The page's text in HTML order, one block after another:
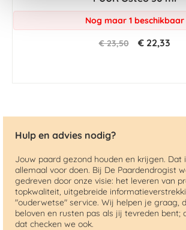
Nog maar 1 beschikbaar
€ 23,50 € 22,33
Hulp en advies nodig?
Jouw paard gezond houden en krijgen. Dat
allemaal voor doen. Bij De Paardendrogist
gedreven door onze visie: het leveren van
topkwaliteit, uitgebreide
"ouderwetse" service. Wij helpen je graag,
beloven en rusten pas als jij tevreden bent;
dat checken we ook.